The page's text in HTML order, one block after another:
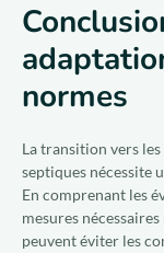
normes
La transition vers
septiques nécessite
En comprenant les
mesures
peuvent éviter les